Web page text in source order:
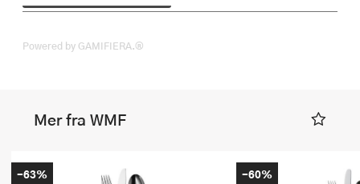
Powered by GAMIFIERA.®
Mer fra WMF
-63% -60%